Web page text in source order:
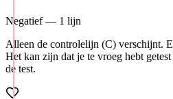
Negatief — 1 lijn
Alleen de controlelijn (C) verschijnt.
Het kan zijn dat je te vroeg hebt
de test.